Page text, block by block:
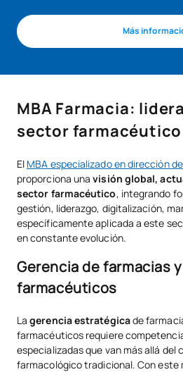
Más
MBA Farmacia:
sector farmacéutico
El MBA especializado en dirección
proporciona unavisión global,
sector farmacéutico, integrando
gestión, liderazgo, digitalización,
específicamente aplicada a este
en constante evolución.
Gerencia de farmacias
farmacéuticos
Lagerencia estratégicade
farmacéuticos requiere
especializadas que van más allá del
farmacológico tradicional. Con este